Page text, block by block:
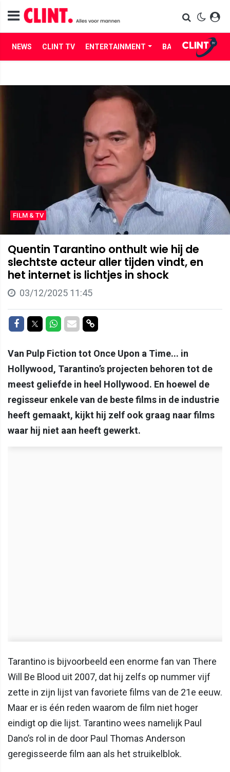
NEWS CLINT TV ENTERTAINMENT BABES LIFE
FILM & TV
Quentin Tarantino onthult wie hij de
slechtste acteur aller tijden vindt, en
het internet is lichtjes in shock
03/12/2025 11:45
Delen op Facebook
Delen op Twitter
Delen op Whatsapp
Delen via Mail
Delen via link
Van Pulp Fiction tot Once Upon a Time... in
Hollywood, Tarantino’s projecten behoren tot de
meest geliefde in heel Hollywood. En hoewel de
regisseur enkele van de beste films in de industrie
heeft gemaakt, kijkt hij zelf ook graag naar films
waar hij niet aan heeft gewerkt.
Tarantino is bijvoorbeeld een enorme fan van There
Will Be Blood uit 2007, dat hij zelfs op nummer vijf
zette in zijn lijst van favoriete films van de 21e eeuw.
Maar er is één reden waarom de film niet hoger
eindigt op die lijst. Tarantino wees namelijk Paul
Dano’s rol in de door Paul Thomas Anderson
geregisseerde film aan als het struikelblok.